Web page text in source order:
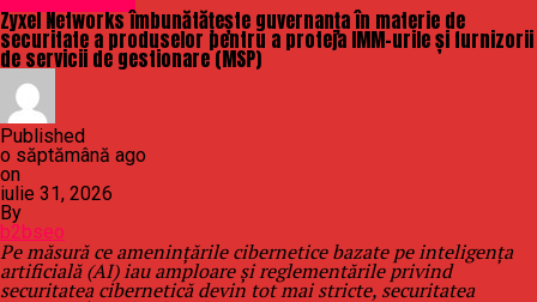
Zyxel Networks îmbunătățește guvernanța în materie de
securitate a produselor pentru a proteja IMM-urile și furnizorii
de servicii de gestionare (MSP)
Published
o săptămână ago
on
iulie 31, 2026
By
b2bseo
Pe măsură ce amenințările cibernetice bazate pe inteligența
artificială (AI) iau amploare și reglementările privind
securitatea cibernetică devin tot mai stricte, securitatea